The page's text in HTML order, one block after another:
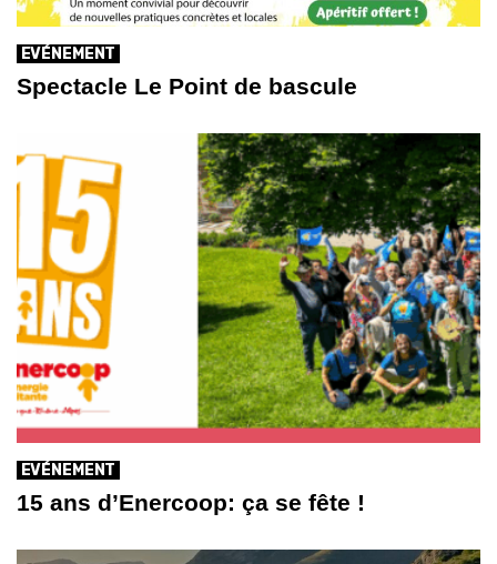
EVÉNEMENT
Spectacle Le Point de bascule
EVÉNEMENT
15 ans d’Enercoop: ça se fête !